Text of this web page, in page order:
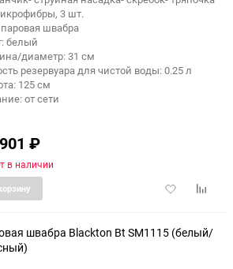
3 шт.
швабра
белый
диаметр: 31 см
резервуара для чистой воды: 0.25 л
125 см
от сети
₽
в наличии
Добавить
швабра Blackton Bt SM1115 (белый/